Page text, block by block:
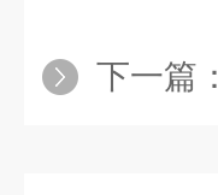
下一篇：